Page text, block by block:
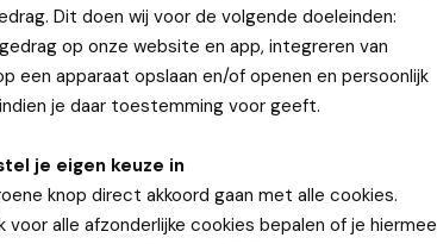
Dit doen wij voor de volgende doeleinden:
op onze website en app, integreren van
een apparaat opslaan en/of openen en persoonlijk
je daar toestemming voor geeft.
je eigen keuze in
knop direct akkoord gaan met alle cookies.
voor alle afzonderlijke cookies bepalen of je hiermee
daaruit 2 maal. Dus weinig
aan en er weer direct opklappen.